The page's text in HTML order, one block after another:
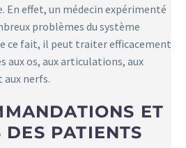
effet, un médecin expérimenté
problèmes du système
ce fait, il peut traiter efficacement
aux os, aux articulations, aux
aux nerfs.
ET
DES PATIENTS